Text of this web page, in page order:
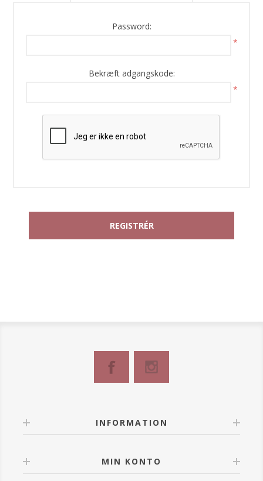
Password:
*
Bekræft adgangskode:
*
INFORMATION
MIN KONTO